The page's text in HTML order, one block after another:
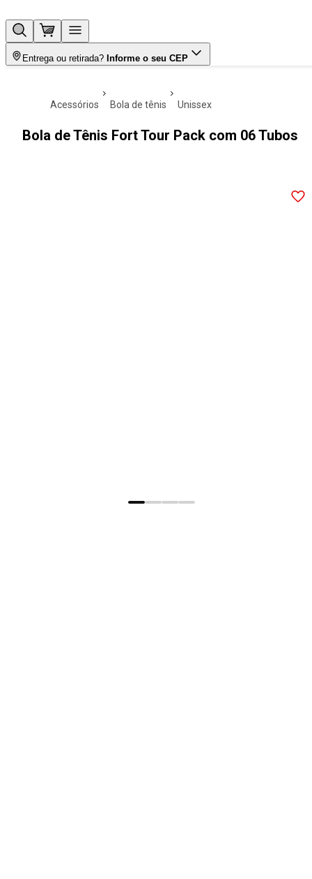
Entrega ou retirada? Informe o seu CEP
acessórios bola de tênis unissex
Bola de Tênis Fort Tour Pack com 06 Tubos